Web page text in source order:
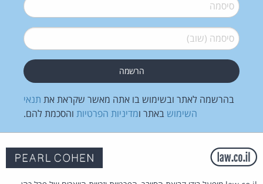
סיסמה (שוב)*
בהרשמה לאתר ובשימוש בו אתה מאשר שקראת את תנאי
השימוש באתר ומדיניות הפרטיות והסכמת להם.